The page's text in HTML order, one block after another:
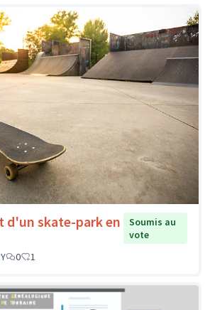
d'un skate-park en
Soumis au
vote
0 1